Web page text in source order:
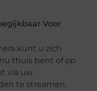
Voor
kunt u zich
thuis bent of op
via uw
te streamen,